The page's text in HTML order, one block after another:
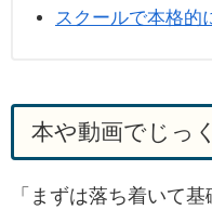
スクールで本格的
本や動画でじっ
「まずは落ち着いて